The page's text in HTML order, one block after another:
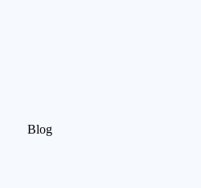
Blog